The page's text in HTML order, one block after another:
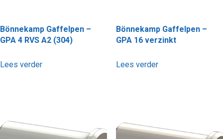
Bönnekamp Gaffelpen –
GPA 4 RVS A2 (304)
Lees verder
Bönnekamp Gaffelpen –
GPA 16 verzinkt
Lees verder